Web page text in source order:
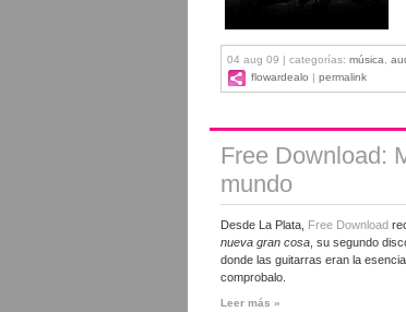
04 aug 09 | categorías: música
flowardealo | permalink
Free Download:
mundo
Desde La Plata, Free Download
nueva gran cosa , su segundo
donde las guitarras eran la
comprobalo.
Leer más »